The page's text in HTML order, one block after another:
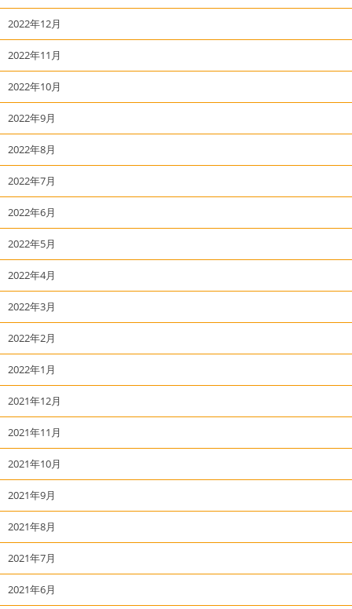
2022年12月
2022年11月
2022年10月
2022年9月
2022年8月
2022年7月
2022年6月
2022年5月
2022年4月
2022年3月
2022年2月
2022年1月
2021年12月
2021年11月
2021年10月
2021年9月
2021年8月
2021年7月
2021年6月